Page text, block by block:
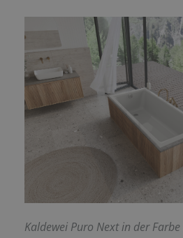
Kaldewei Puro Next in der